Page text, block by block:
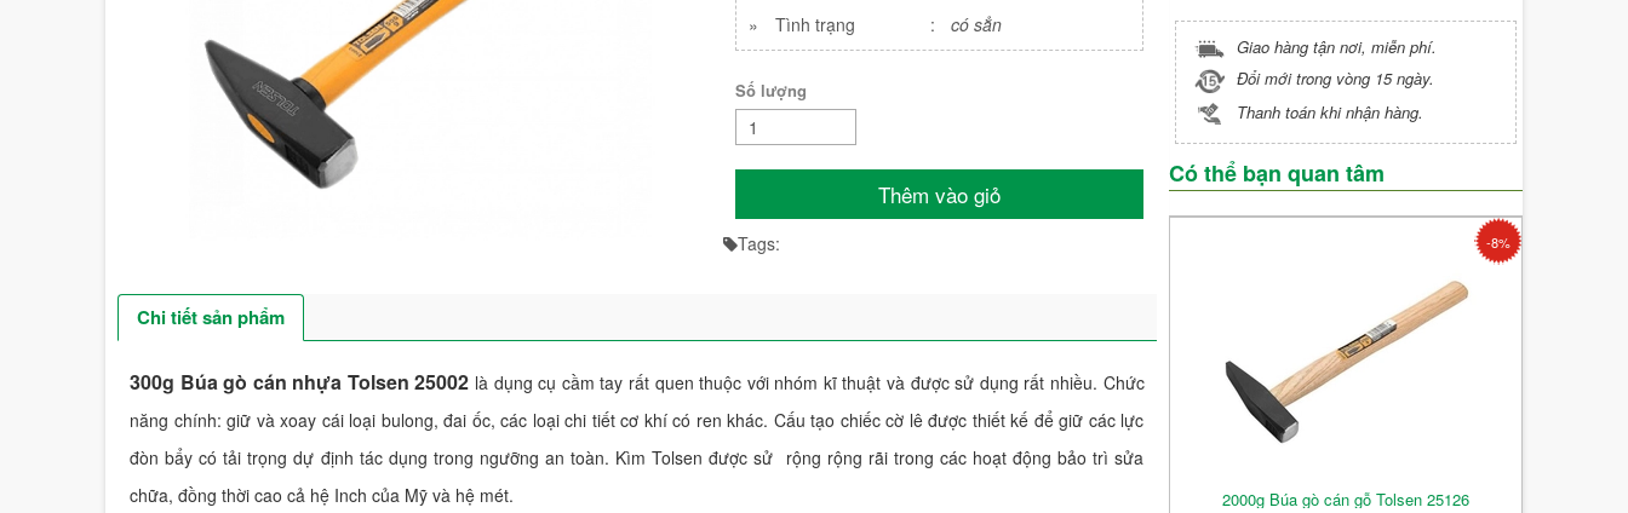
»
Tình trạng : có sẳn
Số lượng
Thêm vào giỏ
Tags:
Chi tiết sản phẩm
300g Búa gò cán nhựa Tolsen 25002 là dụng cụ cầm tay rất quen thuộc với nhóm kĩ thuật và được sử dụng rất nhiều. Chức
năng chính: giữ và xoay cái loại bulong, đai ốc, các loại chi tiết cơ khí có ren khác. Cấu tạo chiếc cờ lê được thiết kế để giữ các lực
đòn bẩy có tải trọng dự định tác dụng trong ngưỡng an toàn. Kìm Tolsen được sử rộng rộng rãi trong các hoạt động bảo trì sửa
chữa, đồng thời cao cả hệ Inch của Mỹ và hệ mét.
Giao hàng tận nơi, miễn phí.
Đổi mới trong vòng 15 ngày.
Thanh toán khi nhận hàng.
Có thể bạn quan tâm
-8%
2000g Búa gò cán gỗ Tolsen 25126